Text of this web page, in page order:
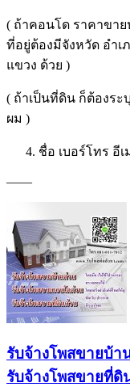
( ถ้าคอนโด ราคาขาย
ที่อยู่ต้องมีจังหวัด อำเ
แขวง ด้วย )
( ถ้าเป็นที่ดิน ก็ต้องร
ผม )
ชื่อ เบอร์โทร อี
——
รับจ้างโพสขายบ้
รับจ้างโพสขายที่ดิ